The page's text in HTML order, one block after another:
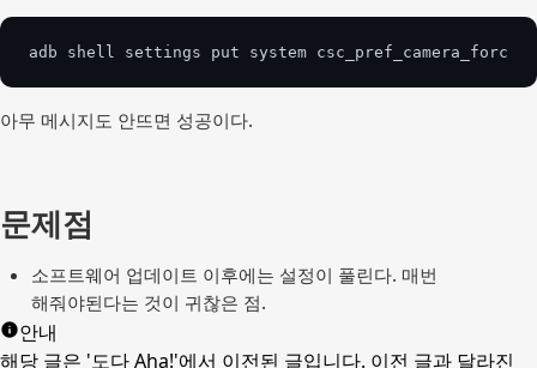
adb shell settings put system
아무 메시지도 안뜨면 성공이다.
문제점
소프트웨어 업데이트 이후에는 설정이 풀린다. 매번
해줘야된다는 것이 귀찮은 점.
안내
해당 글은 '도다 Aha!'에서 이전된 글입니다. 이전 글과 달라진